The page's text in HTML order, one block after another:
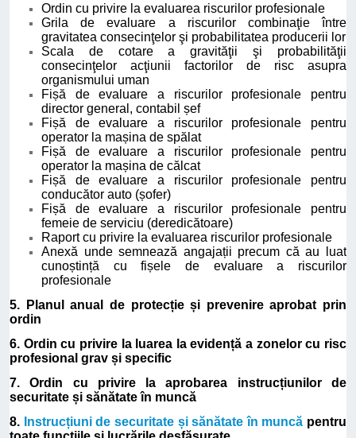
Ordin cu privire la evaluarea riscurilor profesionale
Grila de evaluare a riscurilor combinaţie între
gravitatea consecinţelor şi probabilitatea producerii lor
Scala de cotare a gravităţii şi probabilităţii
consecinţelor acţiunii factorilor de risc asupra
organismului uman
Fișă de evaluare a riscurilor profesionale pentru
director general, contabil șef
Fișă de evaluare a riscurilor profesionale pentru
operator la mașina de spălat
Fișă de evaluare a riscurilor profesionale pentru
operator la mașina de călcat
Fișă de evaluare a riscurilor profesionale pentru
conducător auto (șofer)
Fișă de evaluare a riscurilor profesionale pentru
femeie de serviciu (deredicătoare)
Raport cu privire la evaluarea riscurilor profesionale
Anexă unde semnează angajații precum că au luat
cunoștință cu fișele de evaluare a riscurilor
profesionale
5. Planul anual de protecție și prevenire aprobat prin
ordin
6. Ordin cu privire la luarea la evidență a zonelor cu risc
profesional grav și specific
7. Ordin cu privire la aprobarea instrucțiunilor de
securitate și sănătate în muncă
8. Instrucțiuni de securitate și sănătate în muncă pentru